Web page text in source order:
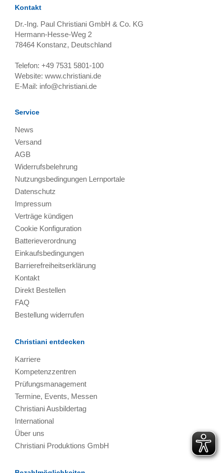
Kontakt
Dr.-Ing. Paul Christiani GmbH & Co. KG
Hermann-Hesse-Weg 2
78464 Konstanz, Deutschland
Telefon: +49 7531 5801-100
Website: www.christiani.de
E-Mail: info@christiani.de
Service
News
Versand
AGB
Widerrufsbelehrung
Nutzungsbedingungen Lernportale
Datenschutz
Impressum
Verträge kündigen
Cookie Konfiguration
Batterieverordnung
Einkaufsbedingungen
Barrierefreiheitserklärung
Kontakt
Direkt Bestellen
FAQ
Bestellung widerrufen
Christiani entdecken
Karriere
Kompetenzzentren
Prüfungsmanagement
Termine, Events, Messen
Christiani Ausbildertag
International
Über uns
Christiani Produktions GmbH